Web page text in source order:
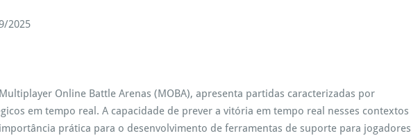
l
l
e
2025
Online Battle Arenas (MOBA), apresenta partidas caracterizadas por
em tempo real. A capacidade de prever a vitória em tempo real nesses contextos
prática para o desenvolvimento de ferramentas de suporte para jogadores